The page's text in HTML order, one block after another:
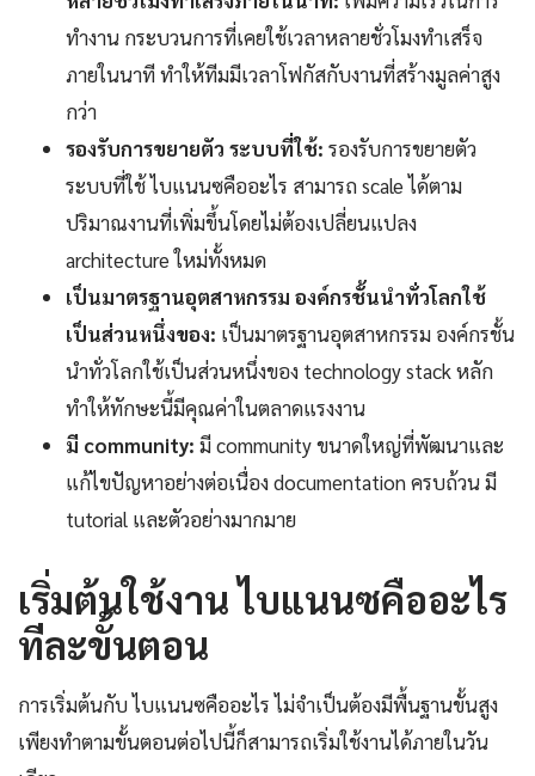
ทำงาน กระบวนการที่เคยใช้เวลาหลายชั่วโมงทำเสร็จ
ภายในนาที ทำให้ทีมมีเวลาโฟกัสกับงานที่สร้างมูลค่าสูง
กว่า
รองรับการขยายตัว ระบบที่ใช้: รองรับการขยายตัว
ระบบที่ใช้ ไบแนนซคืออะไร สามารถ scale ได้ตาม
ปริมาณงานที่เพิ่มขึ้นโดยไม่ต้องเปลี่ยนแปลง
architecture ใหม่ทั้งหมด
เป็นมาตรฐานอุตสาหกรรม องค์กรชั้นนำทั่วโลกใช้
เป็นส่วนหนึ่งของ: เป็นมาตรฐานอุตสาหกรรม องค์กรชั้น
นำทั่วโลกใช้เป็นส่วนหนึ่งของ technology stack หลัก
ทำให้ทักษะนี้มีคุณค่าในตลาดแรงงาน
มี community: มี community ขนาดใหญ่ที่พัฒนาและ
แก้ไขปัญหาอย่างต่อเนื่อง documentation ครบถ้วน มี
tutorial และตัวอย่างมากมาย
เริ่มต้นใช้งาน ไบแนนซคืออะไร
ทีละขั้นตอน
การเริ่มต้นกับ ไบแนนซคืออะไร ไม่จำเป็นต้องมีพื้นฐานขั้นสูง
เพียงทำตามขั้นตอนต่อไปนี้ก็สามารถเริ่มใช้งานได้ภายในวัน